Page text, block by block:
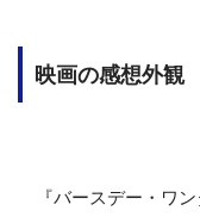
映画の感想外観
『バースデー・ワン